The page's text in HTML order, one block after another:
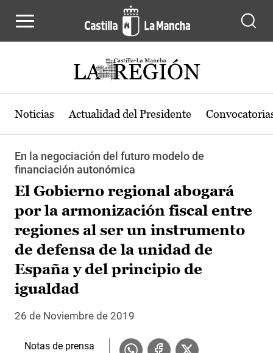
Noticias Actualidad del Presidente
En la negociación del futuro modelo de
financiación autonómica
El Gobierno regional abogará
por la armonización fiscal entre
regiones al ser un instrumento
de defensa de la unidad de
España y del principio de
igualdad
26 de Noviembre de 2019
Notas de prensa